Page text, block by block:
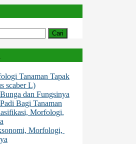
Tanaman Tapak
scaber L)
dan Fungsinya
Bagi Tanaman
Morfologi,
Morfologi,